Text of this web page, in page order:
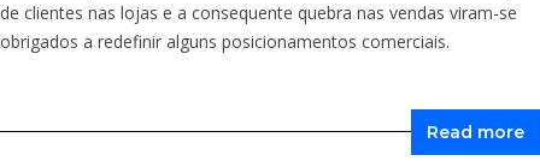
de clientes nas lojas e a consequente quebra nas vendas viram-se
obrigados a redefinir alguns posicionamentos comerciais.
Read more